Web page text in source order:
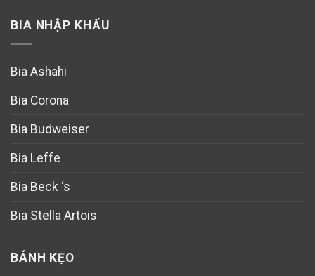
BIA NHẬP KHẨU
Bia Ashahi
Bia Corona
Bia Budweiser
Bia Leffe
Bia Beck ‘s
Bia Stella Artois
BÁNH KẸO